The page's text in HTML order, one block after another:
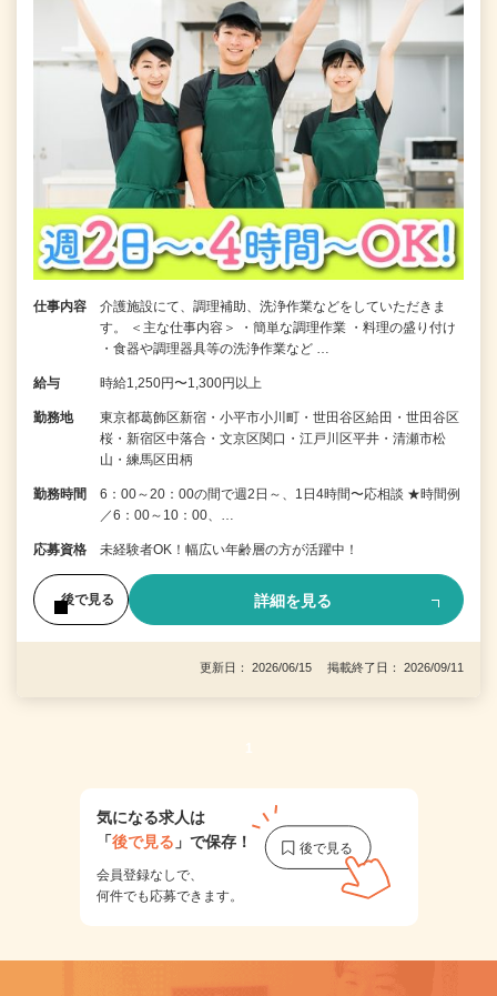
仕事内容
介護施設にて、調理補助、洗浄作業などをしていただきま
す。 ＜主な仕事内容＞ ・簡単な調理作業 ・料理の盛り付け
・食器や調理器具等の洗浄作業など …
給与 時給1,250円〜1,300円以上
勤務地
東京都葛飾区新宿・小平市小川町・世田谷区給田・世田谷区
桜・新宿区中落合・文京区関口・江戸川区平井・清瀬市松
山・練馬区田柄
勤務時間
6：00～20：00の間で週2日～、1日4時間〜応相談 ★時間例
／6：00～10：00、…
応募資格 未経験者OK！幅広い年齢層の方が活躍中！
後で見る 詳細を見る
更新日： 2026/06/15 掲載終了日： 2026/09/11
1
気になる求人は
「後で見る 」で保存！
会員登録なしで、
何件でも応募できます。